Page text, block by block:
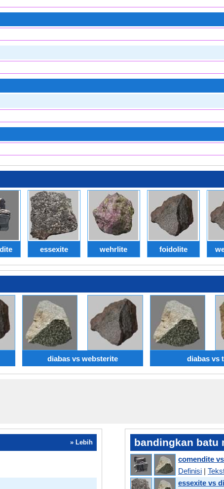
essexite wehrlite foidolite
diabas vs websterite diabas vs
» Lebih bandingkan batu
comendite
Definisi |
essexite vs